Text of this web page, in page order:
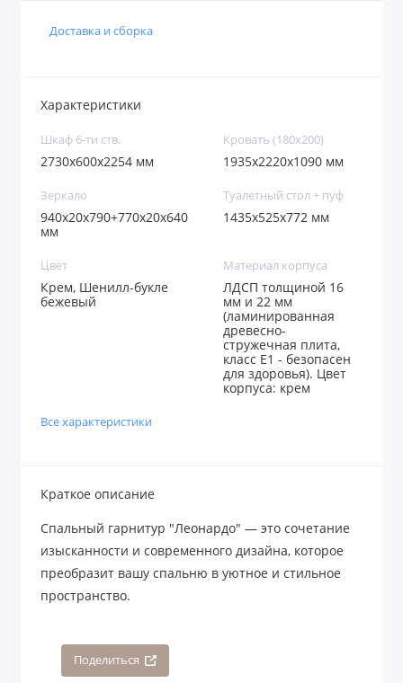
Доставка и сборка
Характеристики
Шкаф 6-ти ств.
2730х600х2254 мм
Кровать (180х200)
1935х2220х1090 мм
Зеркало
940х20х790+770х20х640
мм
Туалетный стол + пуф
1435х525х772 мм
Цвет
Крем, Шенилл-букле
бежевый
Материал корпуса
ЛДСП толщиной 16
мм и 22 мм
(ламинированная
древесно-
стружечная плита,
класс E1 - безопасен
для здоровья). Цвет
корпуса: крем
Все характеристики
Краткое описание
Спальный гарнитур "Леонардо" — это сочетание
изысканности и современного дизайна, которое
преобразит вашу спальню в уютное и стильное
пространство.
Поделиться